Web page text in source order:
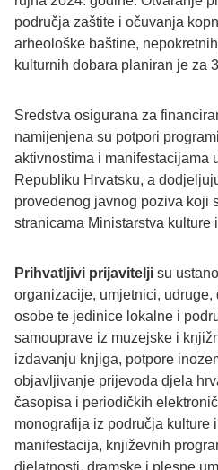
područja zaštite i očuvanja
arheološke baštine,
kulturnih dobara planiran je za
Sredstva osigurana za
namijenjena su potpori
aktivnostima i manifestacijama
Republiku Hrvatsku, a
provedenog javnog poziva koji
stranicama Ministarstva kulture
Prihvatljivi prijavitelji su
organizacije, umjetnici, udruge,
osobe te jedinice lokalne i
samouprave iz muzejske i
izdavanju knjiga, potpore
objavljivanje prijevoda djela
časopisa i periodičkih
monografija iz područja kulture
manifestacija, književnih
djelatnosti, dramske i plesne